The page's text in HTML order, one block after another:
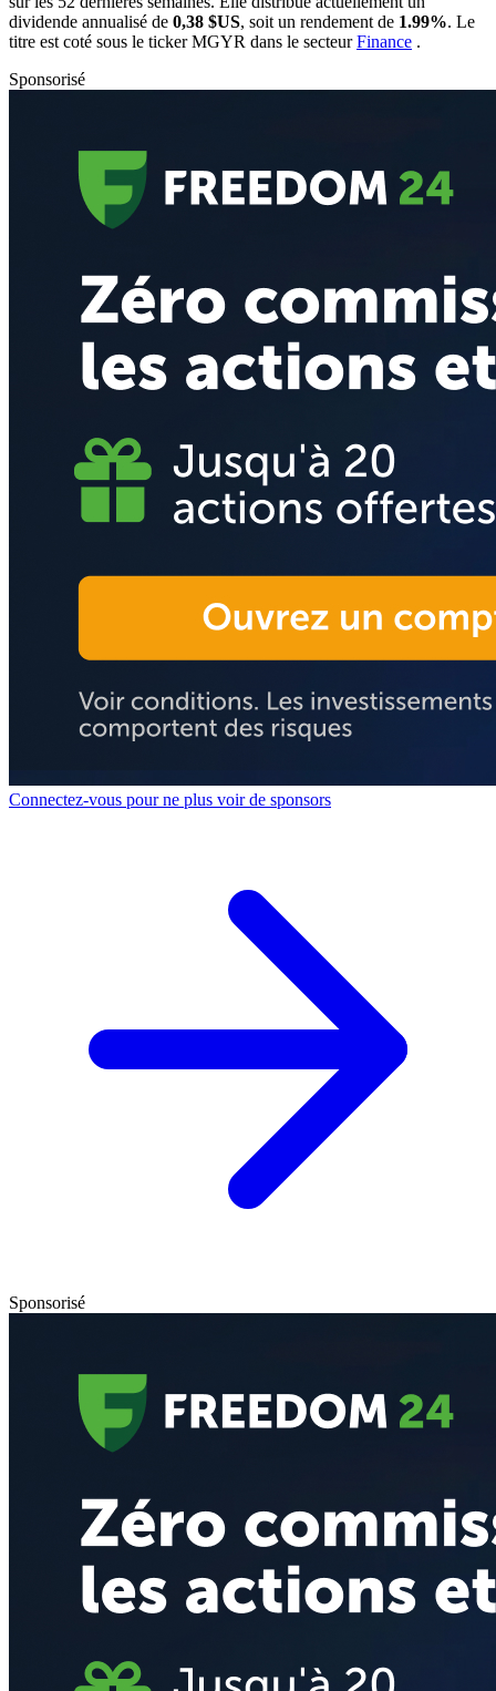
dividende annualisé de 0,38 $US, soit un rendement de 1.99%. Le
titre est coté sous le tickerMGYR dans le secteurFinance .
Sponsorisé
Connectez-vous pour ne plus voir de sponsors
Sponsorisé